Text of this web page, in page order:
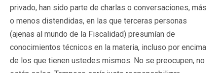
privado, han sido parte de charlas o conversaciones, más
o menos distendidas, en las que terceras personas
(ajenas al mundo de la Fiscalidad) presumían de
conocimientos técnicos en la materia, incluso por encima
de los que tienen ustedes mismos. No se preocupen, no